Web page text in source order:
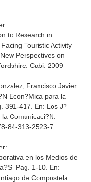
to Research in
Touristic Activity
Perspectives on
Cabi. 2009
Francisco Javier:
Econ?Mica para la
391-417. En: Los J?
Comunicaci?N
84-313-2523-7
en los Medios de
Pag. 1-10. En:
de Compostela.